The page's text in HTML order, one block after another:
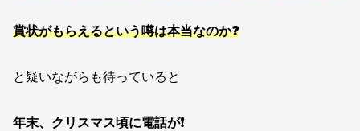
賞状がもらえるという噂は本当なのか❓
と疑いながらも待っていると
年末、クリスマス頃に電話が❗